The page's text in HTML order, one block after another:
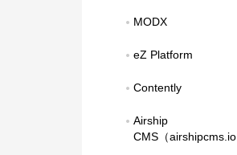
MODX
eZ Platform
Contently
Airship
CMS（airshipcms.io